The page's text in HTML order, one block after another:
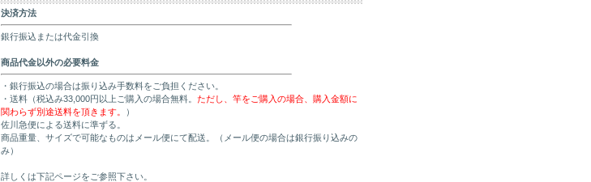
決済方法
銀行振込または代金引換
商品代金以外の必要料金
・銀行振込の場合は振り込み手数料をご負担ください。
・送料（税込み33,000円以上ご購入の場合無料。 ただし、竿をご購入の場合、購入金額に
関わらず別途送料を頂きます。
）
佐川急便による送料に準ずる。
商品重量、サイズで可能なものはメール便にて配送。（メール便の場合は銀行振り込みの
み）
詳しくは下記ページをご参照下さい。